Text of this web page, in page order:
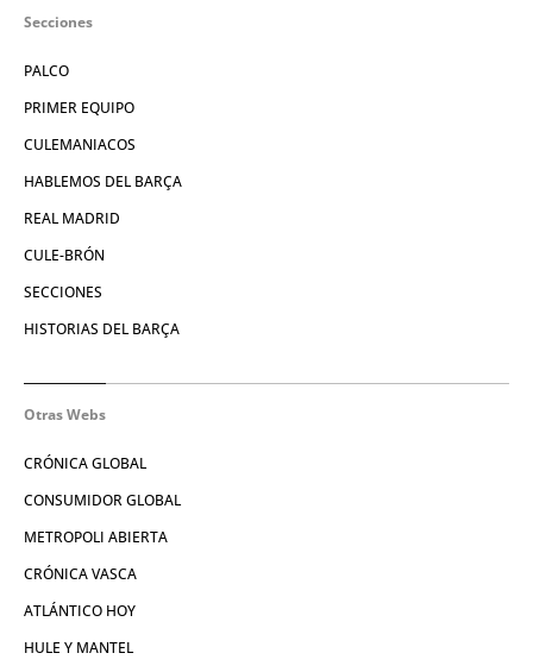
Secciones
PALCO
PRIMER EQUIPO
CULEMANIACOS
HABLEMOS DEL BARÇA
REAL MADRID
CULE-BRÓN
SECCIONES
HISTORIAS DEL BARÇA
Otras Webs
CRÓNICA GLOBAL
CONSUMIDOR GLOBAL
METROPOLI ABIERTA
CRÓNICA VASCA
ATLÁNTICO HOY
HULE Y MANTEL